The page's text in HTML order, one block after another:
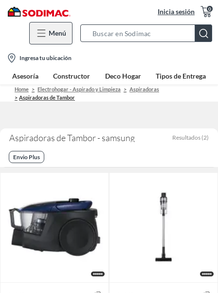
Inicia sesión 0
Menú
Bar
location-
icon
Ingresa tu ubicación
Asesoría Constructor Deco Hogar Tipos de Entrega
Home Electrohogar - Aspirado y Limpieza
Aspiradoras
Aspiradoras de Tambor
Aspiradoras de Tambor - samsung Resultados (2)
Envio Plus